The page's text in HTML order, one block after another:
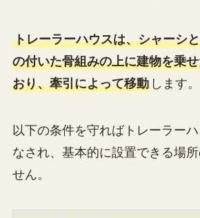
トレーラーハウスは、シャーシ
の付いた骨組みの上に建物を乗
おり、牽引によって移動します。
以下の条件を守ればトレーラー
なされ、基本的に設置できる場
せん。